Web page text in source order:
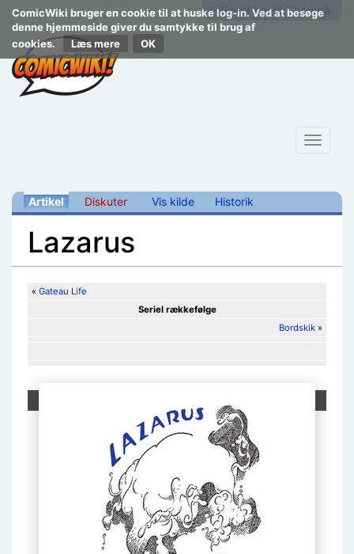
ComicWiki bruger en cookie til at huske log-in. Ved at besøge
denne hjemmeside giver du samtykke til brug af
cookies.
Læs mere
Opret konto Log på
Toggle
Artikel Diskuter Vis kilde Historik
Lazarus
« Gateau Life
Seriel rækkefølge
Bordskik »